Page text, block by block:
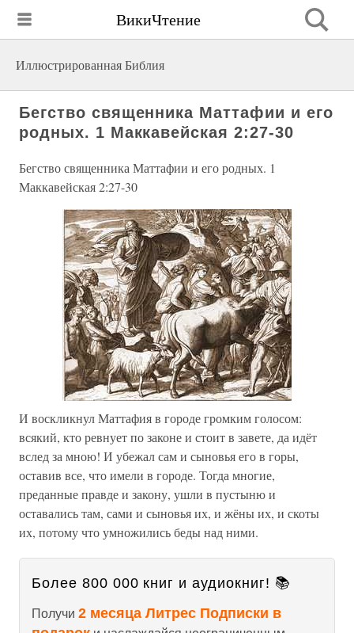
ВикиЧтение
Иллюстрированная Библия
Бегство священника Маттафии и его
родных. 1 Маккавейская 2:27-30
Бегство священника Маттафии и его родных. 1
Маккавейская 2:27-30
И воскликнул Маттафия в городе громким голосом:
всякий, кто ревнует по законе и стоит в завете, да идёт
вслед за мною! И убежал сам и сыновья его в горы,
оставив все, что имели в городе. Тогда многие,
преданные правде и закону, ушли в пустыню и
оставались там, сами и сыновья их, и жёны их, и скоты
их, потому что умножились беды над ними.
Более 800 000 книг и аудиокниг! 📚
Получи 2 месяца Литрес Подписки в